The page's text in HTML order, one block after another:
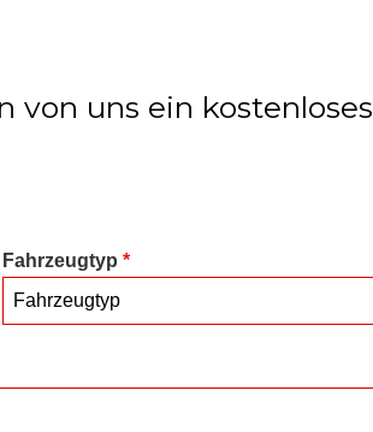
von uns ein kostenloses
Fahrzeugtyp *
Fahrzeugtyp